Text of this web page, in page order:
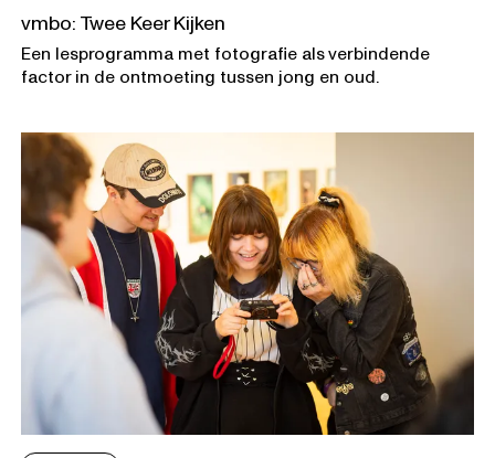
vmbo: Twee Keer Kijken
Een lesprogramma met fotografie als verbindende
factor in de ontmoeting tussen jong en oud.